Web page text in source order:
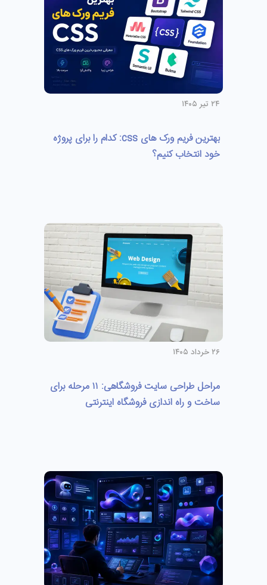
۲۴ تیر ۱۴۰۵
بهترین فریم ورک های css: کدام را برای پروژه
خود انتخاب کنیم؟
۲۶ خرداد ۱۴۰۵
مراحل طراحی سایت فروشگاهی: ۱۱ مرحله برای
ساخت و راه اندازی فروشگاه اینترنتی